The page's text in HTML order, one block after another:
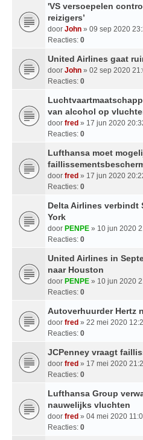
'VS versoepelen
reizigers’
door John » 09 sep 2020
Reacties: 0
United Airlines gaat
door John » 02 sep 2020
Reacties: 0
van alcohol op
door fred » 17 jun 2020
Reacties: 0
Lufthansa moet
door fred » 17 jun 2020
Reacties: 0
Delta Airlines verbindt
York
door PENPE » 10 jun 2020
Reacties: 0
United Airlines in
naar Houston
door PENPE » 10 jun 2020
Reacties: 0
Autoverhuurder Hertz
door fred » 22 mei 2020
Reacties: 0
JCPenney vraagt
door fred » 17 mei 2020
Reacties: 0
Lufthansa Group
nauwelijks vluchten
door fred » 04 mei 2020
Reacties: 0